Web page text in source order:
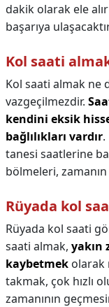
dakik olarak ele
başarıya
Kol saati
Kol saati almak ne
vazgeçilmezdir.
kendini eksik
bağlılıkları vardır
tanesi saatlerine
bölmeleri,
Rüyada kol
Rüyada kol saati
saati almak, yakın
kaybetmek olarak
takmak, çok hızlı
zamanının